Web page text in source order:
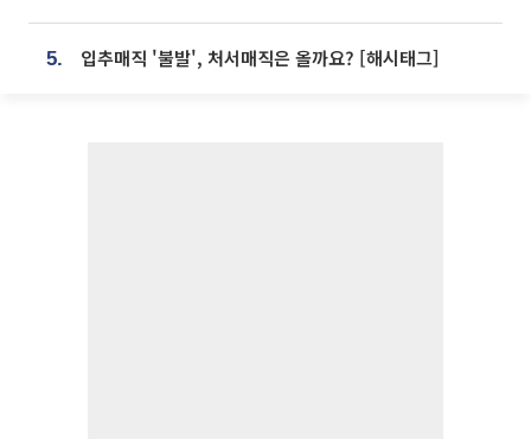
5. 입추매직 '불발', 처서매직은 올까요? [해시태그]